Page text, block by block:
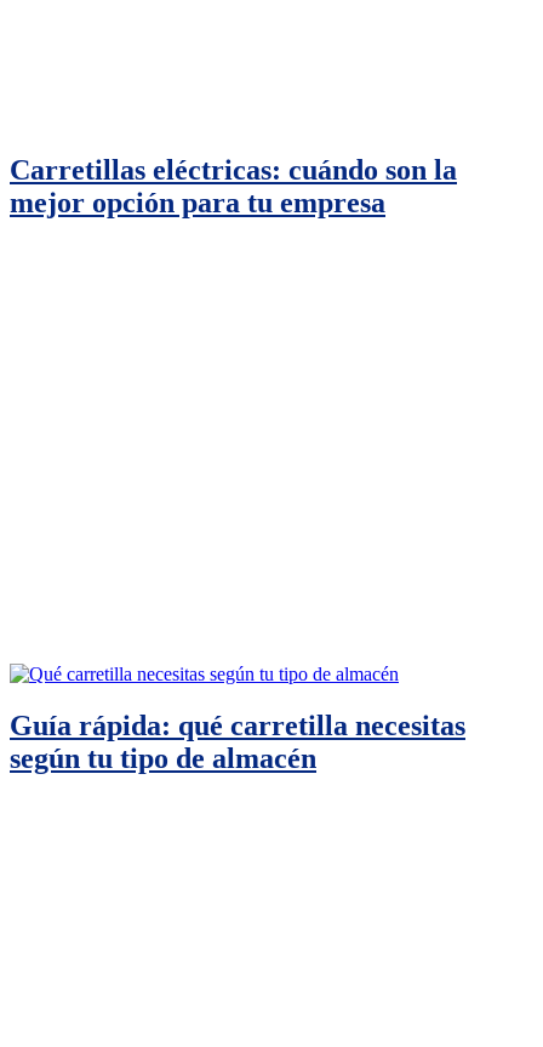
Carretillas eléctricas: cuándo son la
mejor opción para tu empresa
Guía rápida: qué carretilla necesitas
según tu tipo de almacén